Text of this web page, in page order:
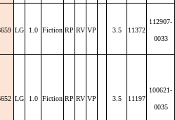
LG 1.0 Fiction RP RV VP 3.5 11372
112907-
0033
LG 1.0 Fiction RP RV VP 3.5 11197
100621-
0035